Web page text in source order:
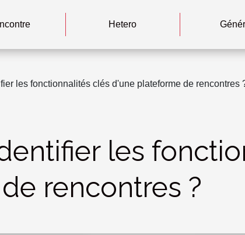
Hetero
les fonctionnalités clés d'une plateforme de rencontres
les
rencontres ?